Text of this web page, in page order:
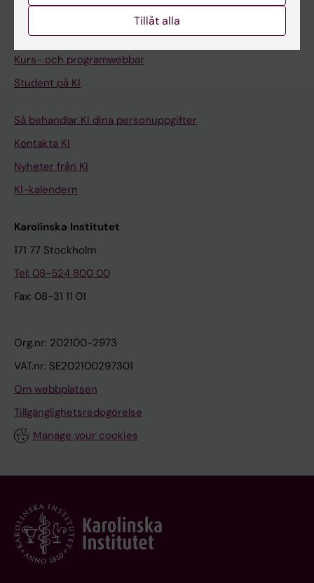
Studentmejlen
Kurs- och programwebbar
Student på KI
Så behandlar KI dina personuppgifter
Kontakta KI
Nyheter från KI
KI-kalendern
Karolinska Institutet
171 77 Stockholm
Tel: 08-524 800 00
Fax: 08-31 11 01
Org.nr: 202100-2973
VAT.nr: SE202100297301
Om webbplatsen
Tillgänglighetsredogörelse
Manage your cookies
Tillåt alla